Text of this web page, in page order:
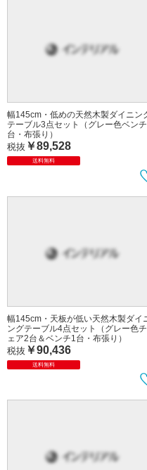
￥89,528
幅145cm・天板が低い天然木製ダイニ